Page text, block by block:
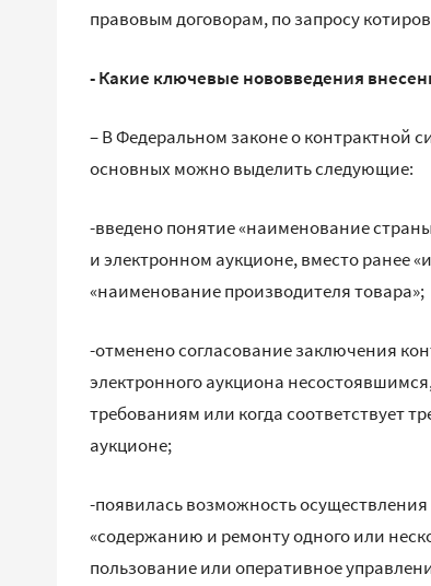
правовым договорам, по запросу
- Какие ключевые нововведения
– В Федеральном законе о контрактной
основных можно выделить следующие:
-введено понятие «наименование
и электронном аукционе, вместо ранее
«наименование производителя товара»;
-отменено согласование заключения
электронного аукциона
требованиям или когда соответствует
аукционе;
-появилась возможность осуществления
«содержанию и ремонту одного или
пользование или оперативное